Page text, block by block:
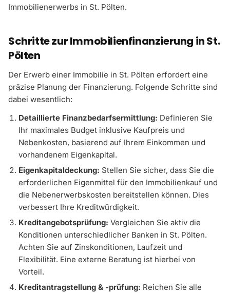
Immobilienerwerbs in St. Pölten.
Schritte zur Immobilienfinanzierung in St.
Pölten
Der Erwerb einer Immobilie in St. Pölten erfordert eine
präzise Planung der Finanzierung. Folgende Schritte sind
dabei wesentlich:
Detaillierte Finanzbedarfsermittlung: Definieren Sie
Ihr maximales Budget inklusive Kaufpreis und
Nebenkosten, basierend auf Ihrem Einkommen und
vorhandenem Eigenkapital.
Eigenkapitaldeckung: Stellen Sie sicher, dass Sie die
erforderlichen Eigenmittel für den Immobilienkauf und
die Nebenerwerbskosten bereitstellen können. Dies
verbessert Ihre Kreditwürdigkeit.
Kreditangebotsprüfung: Vergleichen Sie aktiv die
Konditionen unterschiedlicher Banken in St. Pölten.
Achten Sie auf Zinskonditionen, Laufzeit und
Flexibilität. Eine externe Beratung ist hierbei von
Vorteil.
Kreditantragstellung & -prüfung: Reichen Sie alle